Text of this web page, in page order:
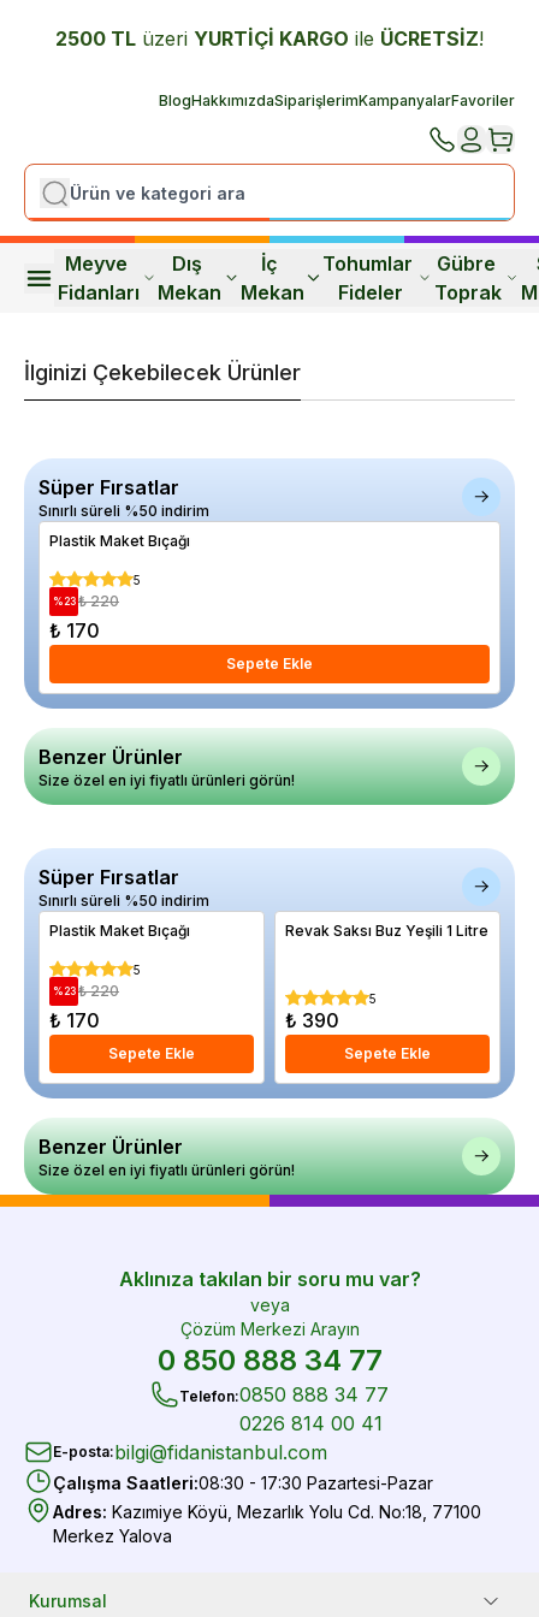
2500 TL üzeri YURTİÇİ KARGO ile ÜCRETSİZ!
BlogHakkımızdaSiparişlerimKampanyalarFavoriler
Meyve
Fidanları
Dış
Mekan
İç
Mekan
Tohumlar
Fideler
Gübre
Toprak
İlginizi Çekebilecek Ürünler
Süper Fırsatlar
Sınırlı süreli %50 indirim
Plastik Maket Bıçağı
5
%23 ₺ 220
₺ 170
Sepete Ekle
Benzer Ürünler
Size özel en iyi fiyatlı ürünleri görün!
Süper Fırsatlar
Sınırlı süreli %50 indirim
Plastik Maket Bıçağı
5
%23 ₺ 220
₺ 170
Sepete Ekle
Revak Saksı Buz Yeşili 1 Litre
5
₺ 390
Sepete Ekle
Benzer Ürünler
Size özel en iyi fiyatlı ürünleri görün!
Aklınıza takılan bir soru mu var?
veya
Çözüm Merkezi Arayın
0 850 888 34 77
Telefon:0850 888 34 77
0226 814 00 41
E-posta:bilgi@fidanistanbul.com
Çalışma Saatleri:08:30 - 17:30 Pazartesi-Pazar
Adres: Kazımiye Köyü, Mezarlık Yolu Cd. No:18, 77100
Merkez Yalova
Kurumsal